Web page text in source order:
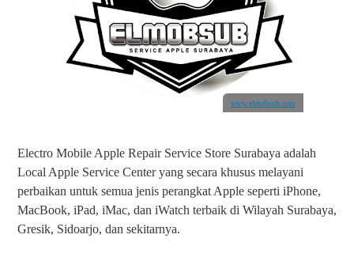
www.elmobsub.com
Electro Mobile Apple Repair Service Store Surabaya adalah
Local Apple Service Center yang secara khusus melayani
perbaikan untuk semua jenis perangkat Apple seperti iPhone,
MacBook, iPad, iMac, dan iWatch terbaik di Wilayah Surabaya,
Gresik, Sidoarjo, dan sekitarnya.